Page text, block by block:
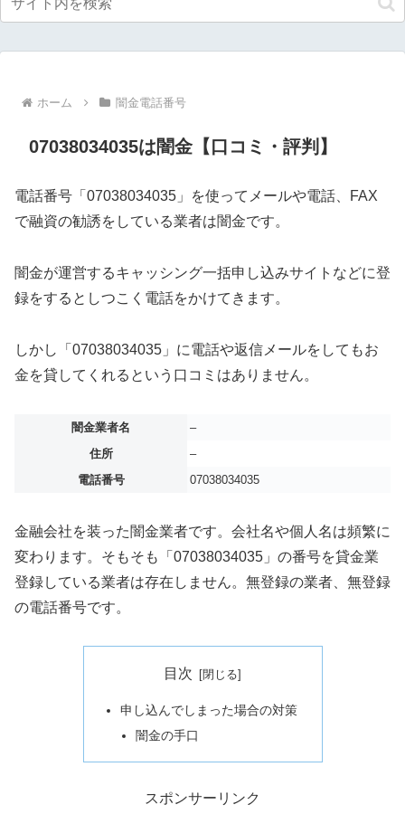
ホーム 闇金電話番号
07038034035は闇金【口コミ・評判】
電話番号「07038034035」を使ってメールや電話、FAX
で融資の勧誘をしている業者は闇金です。
闇金が運営するキャッシング一括申し込みサイトなどに登
録をするとしつこく電話をかけてきます。
しかし「07038034035」に電話や返信メールをしてもお
金を貸してくれるという口コミはありません。
闇金業者名
–
住所
–
電話番号
07038034035
金融会社を装った闇金業者です。会社名や個人名は頻繁に
変わります。そもそも「07038034035」の番号を貸金業
登録している業者は存在しません。無登録の業者、無登録
の電話番号です。
目次
申し込んでしまった場合の対策
闇金の手口
スポンサーリンク